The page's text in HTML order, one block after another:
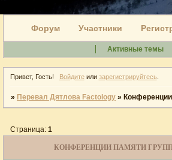
Форум Участники
Активные темы
Привет, Гость! Войдитеили зарегистрируйтесь.
»Перевал Дятлова Factology »
КОНФЕРЕНЦИИ ПАМЯТИ
Страница:1